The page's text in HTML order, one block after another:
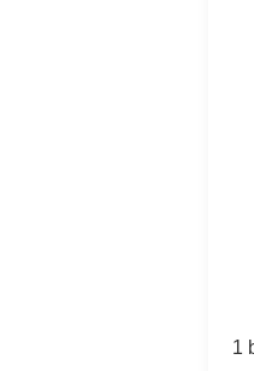
1